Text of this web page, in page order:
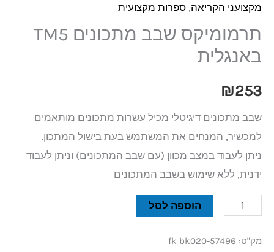
מקצועני הקריאה, ספרות מקצועית
תרמומיקס שבב מתכונים TM5
באנגלית
₪253
שבב מתכונים דיגיטלי מכיל עשרות מתכונים מותאמים
למכשיר, המנחים את המשתמש בעת בישול המתכון.
ניתן לעבוד במצב מכוון (עם שבב המתכונים) וניתן לעבוד
ידנית, ללא שימוש בשבב המתכונים
הוספה לסל
מק"ט: fk bk020-57496